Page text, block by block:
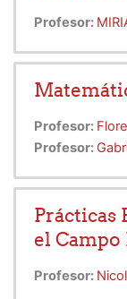
Profesor:
Profesor:
Profesor:
Prácticas
el
Profesor: